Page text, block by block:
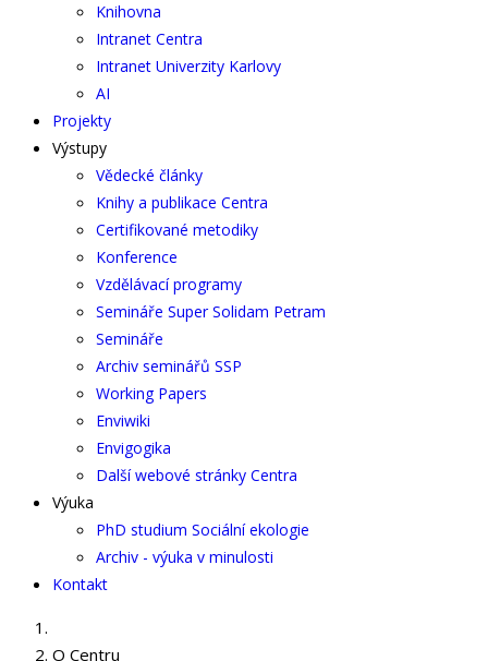
Knihovna
Intranet Centra
Intranet Univerzity Karlovy
AI
Projekty
Výstupy
Vědecké články
Knihy a publikace Centra
Certifikované metodiky
Konference
Vzdělávací programy
Semináře Super Solidam Petram
Semináře
Archiv seminářů SSP
Working Papers
Enviwiki
Envigogika
Další webové stránky Centra
Výuka
PhD studium Sociální ekologie
Archiv - výuka v minulosti
Kontakt
O Centru